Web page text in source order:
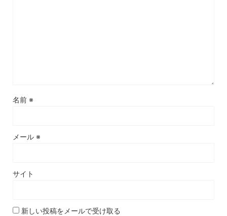
名前 ※
メール ※
サイト
新しい投稿をメールで受け取る